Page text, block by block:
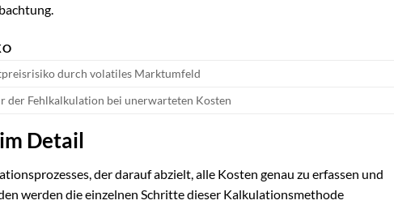
durch volatiles Marktumfeld
der Fehlkalkulation bei unerwarteten Kosten
Detail
der darauf abzielt, alle Kosten genau zu erfassen und
werden die einzelnen Schritte dieser Kalkulationsmethode